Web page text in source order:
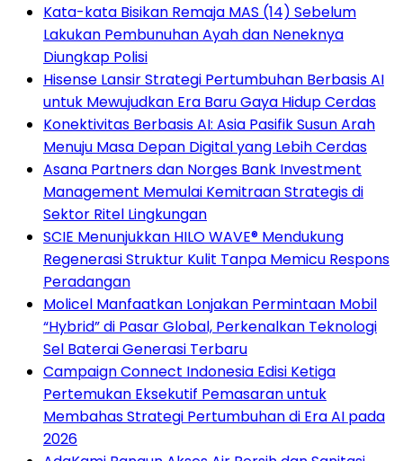
Kata-kata Bisikan Remaja MAS (14) Sebelum
Lakukan Pembunuhan Ayah dan Neneknya
Diungkap Polisi
Hisense Lansir Strategi Pertumbuhan Berbasis AI
untuk Mewujudkan Era Baru Gaya Hidup Cerdas
Konektivitas Berbasis AI: Asia Pasifik Susun Arah
Menuju Masa Depan Digital yang Lebih Cerdas
Asana Partners dan Norges Bank Investment
Management Memulai Kemitraan Strategis di
Sektor Ritel Lingkungan
SCIE Menunjukkan HILO WAVE® Mendukung
Regenerasi Struktur Kulit Tanpa Memicu Respons
Peradangan
Molicel Manfaatkan Lonjakan Permintaan Mobil
“Hybrid” di Pasar Global, Perkenalkan Teknologi
Sel Baterai Generasi Terbaru
Campaign Connect Indonesia Edisi Ketiga
Pertemukan Eksekutif Pemasaran untuk
Membahas Strategi Pertumbuhan di Era AI pada
2026